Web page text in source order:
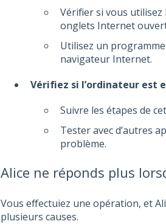
Vérifier si vous
onglets Internet
Utilisez un
navigateur Internet.
Vérifiez si l’ordinateur est
Suivre les étapes de
Tester avec d’autres
problème.
Alice ne réponds plus
Vous effectuiez une opération, et
plusieurs causes.